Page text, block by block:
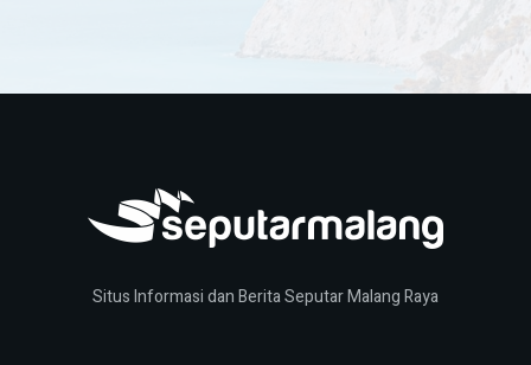
Situs Informasi dan Berita Seputar Malang Raya